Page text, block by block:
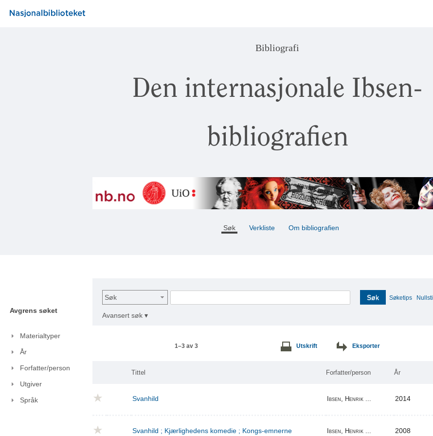
Bibliografi
Den internasjonale Ibsen-
bibliografien
Søk Verkliste Om bibliografien
Avgrens søket
Materialtyper
År
Forfatter/person
Utgiver
Språk
Søk Søk Søketips Nullstill
Avansert søk ▾
1–3 av 3 Utskrift Eksporter
Tittel Forfatter/person År
Svanhild Ibsen, Henrik ... 2014
Svanhild ; Kjærlighedens komedie ; Kongs-emnerne Ibsen, Henrik ... 2008